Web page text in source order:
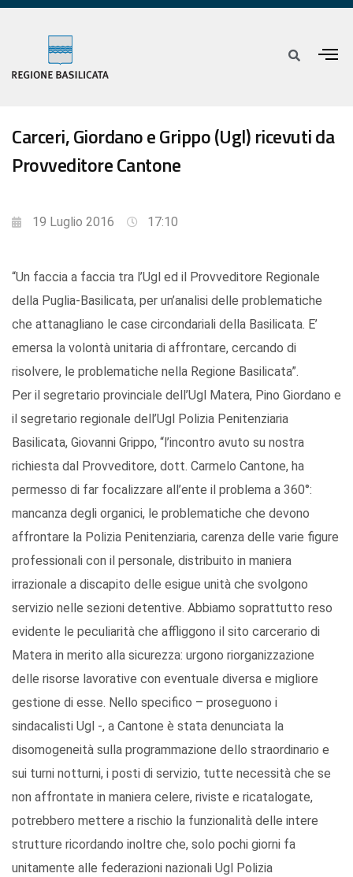
Carceri, Giordano e Grippo (Ugl) ricevuti da
Provveditore Cantone
19 Luglio 2016 17:10
“Un faccia a faccia tra l’Ugl ed il Provveditore Regionale
della Puglia-Basilicata, per un’analisi delle problematiche
che attanagliano le case circondariali della Basilicata. E’
emersa la volontà unitaria di affrontare, cercando di
risolvere, le problematiche nella Regione Basilicata”.
Per il segretario provinciale dell’Ugl Matera, Pino Giordano e
il segretario regionale dell’Ugl Polizia Penitenziaria
Basilicata, Giovanni Grippo, “l’incontro avuto su nostra
richiesta dal Provveditore, dott. Carmelo Cantone, ha
permesso di far focalizzare all’ente il problema a 360°:
mancanza degli organici, le problematiche che devono
affrontare la Polizia Penitenziaria, carenza delle varie figure
professionali con il personale, distribuito in maniera
irrazionale a discapito delle esigue unità che svolgono
servizio nelle sezioni detentive. Abbiamo soprattutto reso
evidente le peculiarità che affliggono il sito carcerario di
Matera in merito alla sicurezza: urgono riorganizzazione
delle risorse lavorative con eventuale diversa e migliore
gestione di esse. Nello specifico – proseguono i
sindacalisti Ugl -, a Cantone è stata denunciata la
disomogeneità sulla programmazione dello straordinario e
sui turni notturni, i posti di servizio, tutte necessità che se
non affrontate in maniera celere, riviste e ricatalogate,
potrebbero mettere a rischio la funzionalità delle intere
strutture ricordando inoltre che, solo pochi giorni fa
unitamente alle federazioni nazionali Ugl Polizia